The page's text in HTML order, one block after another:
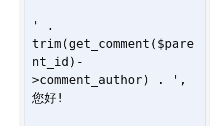
' .
trim(get_comment($pare
nt_id)-
>comment_author) . ',
您好!